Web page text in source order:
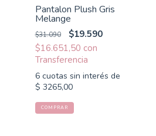
Pantalon Plush Gris
Melange
$31.090
$19.590
$16.651,50 con
6 cuotas sin interés de
$ 3265,00
COMPRAR